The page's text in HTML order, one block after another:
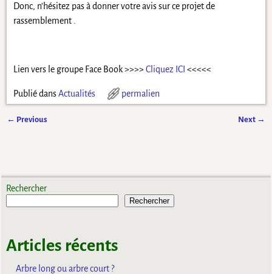
Donc, n’hésitez pas à donner votre avis sur ce projet de
rassemblement .
Lien vers le groupe Face Book >>>> Cliquez ICI <<<<<
Publié dans Actualités permalien
← Previous Next →
Rechercher
Rechercher
Articles récents
Arbre long ou arbre court ?